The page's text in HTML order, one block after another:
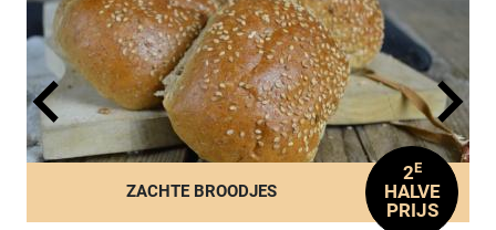
ZACHTE BROODJES
2E
HALVE
PRIJS